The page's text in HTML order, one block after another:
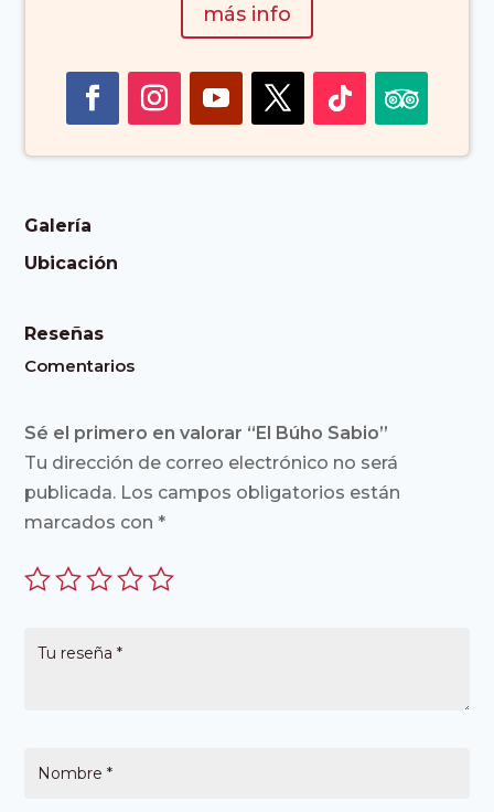
más info
Galería
Ubicación
Reseñas
Comentarios
Sé el primero en valorar “El Búho Sabio”
Tu dirección de correo electrónico no será
publicada. Los campos obligatorios están
marcados con*